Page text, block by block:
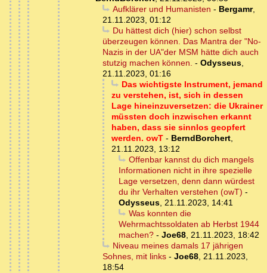
Aufklärer und Humanisten - Bergamr,
21.11.2023, 01:12
Du hättest dich (hier) schon selbst
überzeugen können. Das Mantra der "No-
Nazis in der UA"der MSM hätte dich auch
stutzig machen können. - Odysseus,
21.11.2023, 01:16
Das wichtigste Instrument, jemand
zu verstehen, ist, sich in dessen
Lage hineinzuversetzen: die Ukrainer
müssten doch inzwischen erkannt
haben, dass sie sinnlos geopfert
werden. owT - BerndBorchert,
21.11.2023, 13:12
Offenbar kannst du dich mangels
Informationen nicht in ihre spezielle
Lage versetzen, denn dann würdest
du ihr Verhalten verstehen (owT) -
Odysseus, 21.11.2023, 14:41
Was konnten die
Wehrmachtssoldaten ab Herbst 1944
machen? - Joe68, 21.11.2023, 18:42
Niveau meines damals 17 jährigen
Sohnes, mit links - Joe68, 21.11.2023,
18:54